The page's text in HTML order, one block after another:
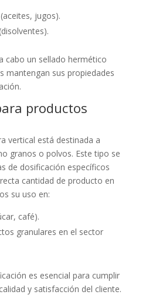
jugos).
cabo un sellado hermético
mantengan sus propiedades
productos
vertical está destinada a
granos o polvos. Este tipo se
de dosificación específicos
cantidad de producto en
su uso en:
café).
granulares en el sector
es esencial para cumplir
y satisfacción del cliente.